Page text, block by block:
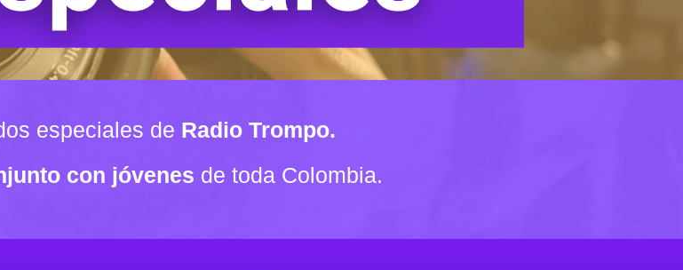
especiales de Radio Trompo.
con jóvenes de toda Colombia.